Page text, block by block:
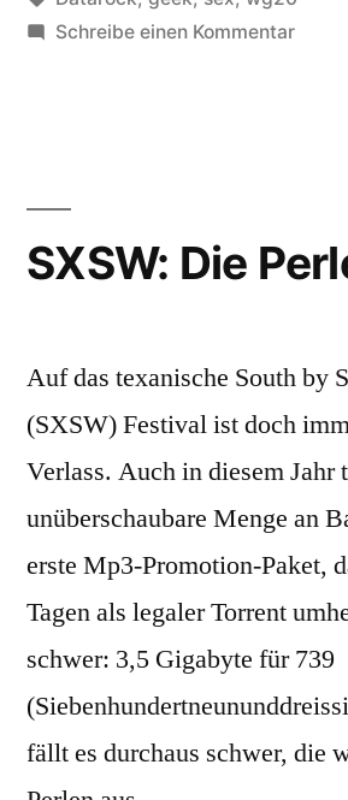
Schreibe einen Kommentarzu
SXSW: Die
Auf das texanische South by
(SXSW) Festival ist doch
Verlass. Auch in diesem Jahr
unüberschaubare Menge an
erste Mp3-Promotion-Paket,
Tagen als legaler Torrent
schwer: 3,5 Gigabyte für 739
fällt es durchaus schwer, die